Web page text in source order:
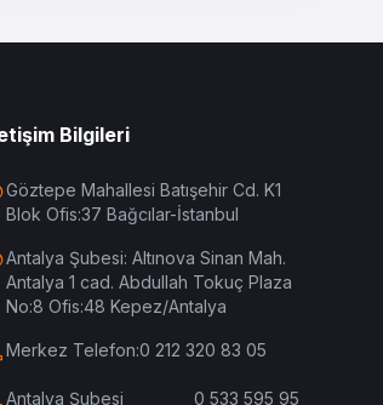
Bilgileri
Göztepe Mahallesi Batışehir Cd. K1
Blok Ofis:37 Bağcılar-İstanbul
Antalya Şubesi: Altınova Sinan Mah.
Antalya 1 cad. Abdullah Tokuç Plaza
No:8 Ofis:48 Kepez/Antalya
Merkez Telefon:0 212 320 83 05
Antalya Şubesi 0 533 595 95